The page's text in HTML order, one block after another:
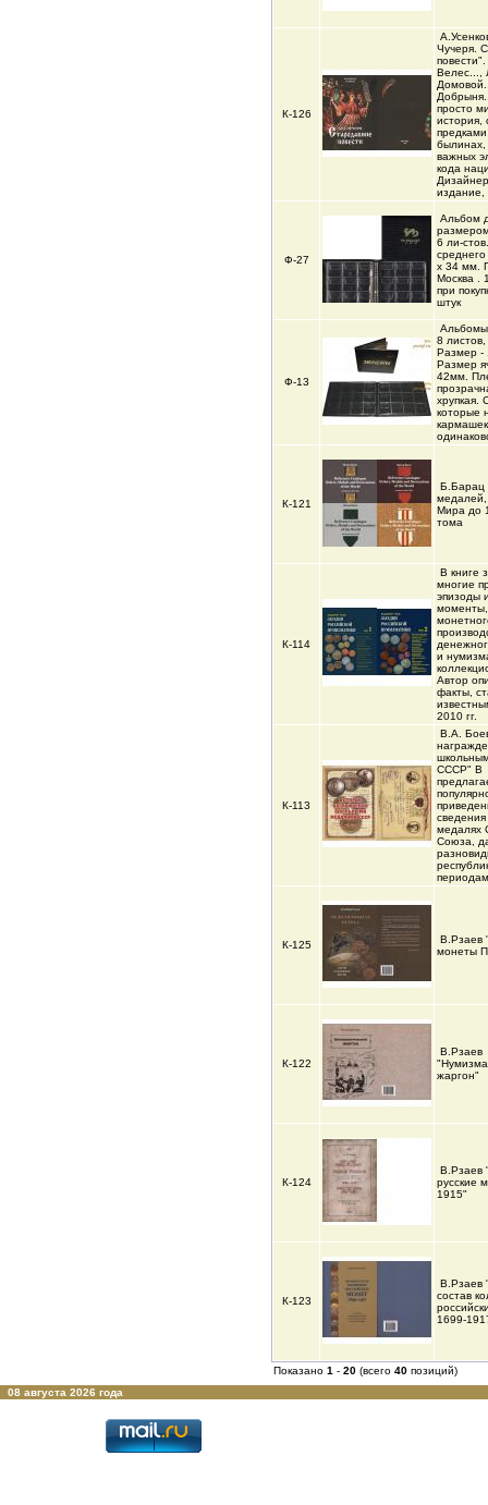
К-126
Чучеря.
Велес...,
просто
история,
предками
былинах,
важных
кода
издание,
Ф-27
Альбом
6 ли-
х 34 мм.
Москва .
при
штук
Ф-13
8 листов,
Размер -
Размер
42мм.
хрупкая.
которые
К-121
Б.Барац
Мира до
тома
К-114
В книге
многие
эпизоды
и
Автор
факты,
2010 гг.
К-113
В.А.
СССР" В
медалях
Союза,
периодам
К-125
В.Рзаев
монеты
К-122
В.Рзаев
жаргон"
К-124
В.Рзаев
русские
1915"
К-123
В.Рзаев
состав
1699-
Показано 1 - 20 (всего 40 позиций)
08 августа 2026 года